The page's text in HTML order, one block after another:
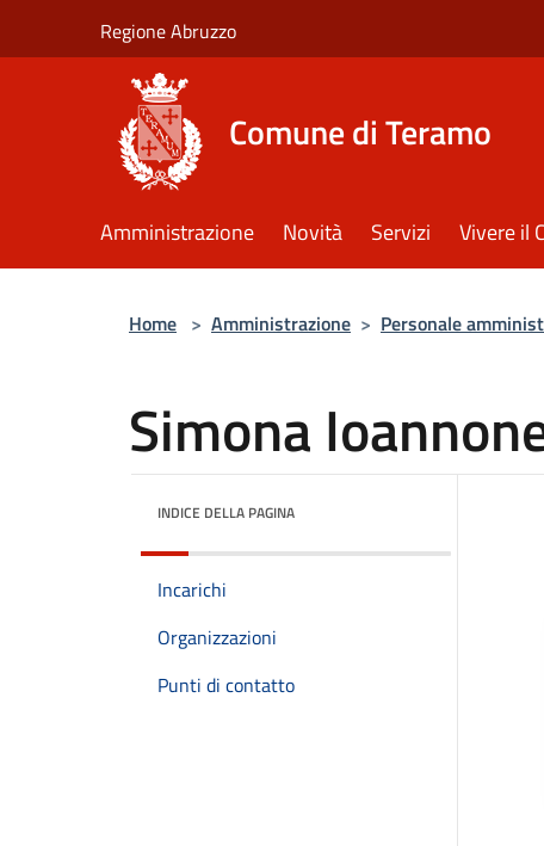
Regione Abruzzo
Comune di Teramo
Amministrazione Novità Servizi Vivere il
Home > Amministrazione > Personale
Simona
INDICE DELLA PAGINA
Incarichi
Organizzazioni
Punti di contatto